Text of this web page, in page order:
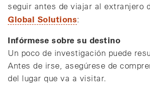
seguir antes de viajar al extranjero
Global Solutions:
Infórmese sobre su destino
Un poco de investigación puede
Antes de irse, asegúrese de
del lugar que va a visitar.